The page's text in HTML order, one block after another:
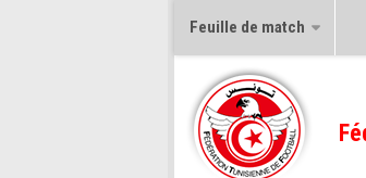
Feuille de match